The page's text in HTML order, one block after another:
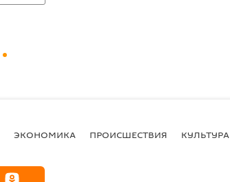
ЭКОНОМИКА ПРОИСШЕСТВИЯ КУЛЬТУРА